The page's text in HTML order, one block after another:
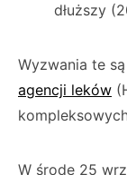
dłuższy
Wyzwania te
agencji leków
W środę 25